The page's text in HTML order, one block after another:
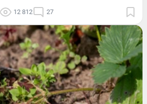
12 812 27